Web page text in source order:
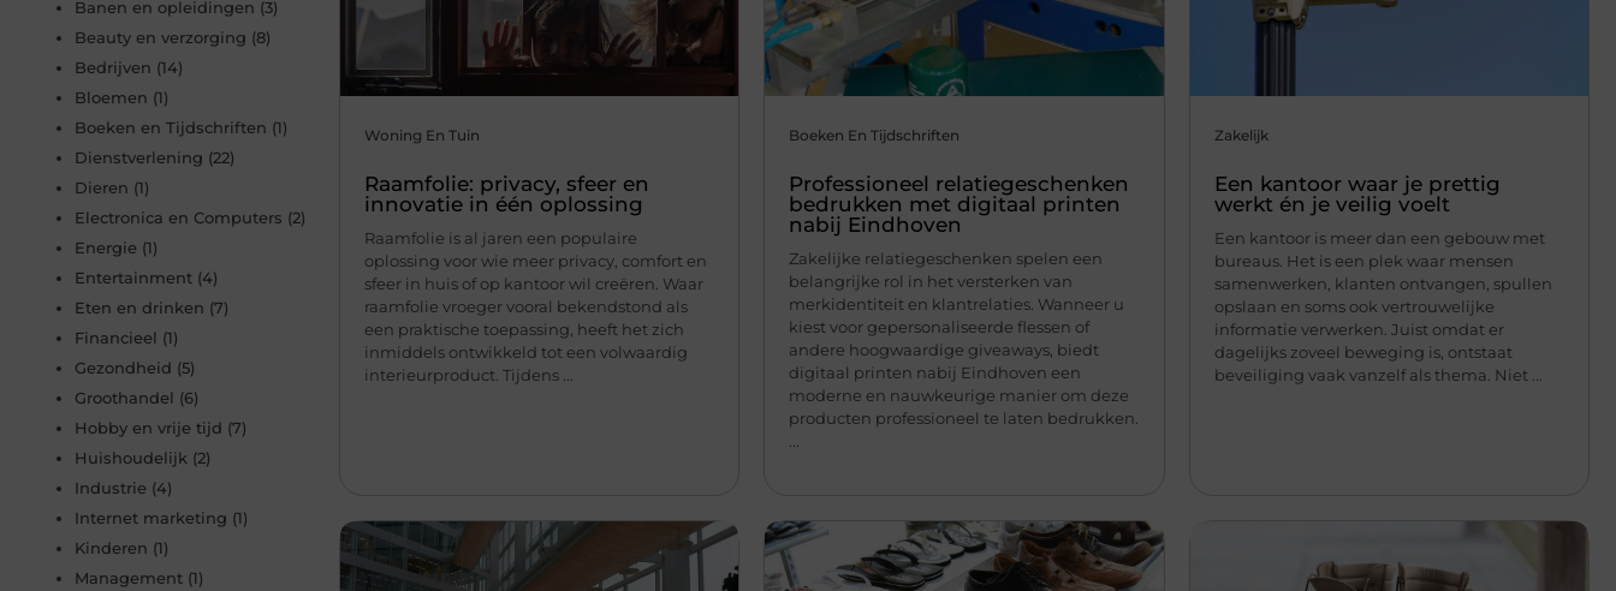
Woning En Tuin
Raamfolie: privacy, sfeer en
innovatie in één oplossing
Raamfolie is al jaren een populaire
oplossing voor wie meer privacy, comfort en
sfeer in huis of op kantoor wil creëren. Waar
raamfolie vroeger vooral bekendstond als
een praktische toepassing, heeft het zich
inmiddels ontwikkeld tot een volwaardig
interieurproduct. Tijdens ...
Boeken En Tijdschriften
Professioneel relatiegeschenken
bedrukken met digitaal printen
nabij Eindhoven
Zakelijke relatiegeschenken spelen een
belangrijke rol in het versterken van
merkidentiteit en klantrelaties. Wanneer u
kiest voor gepersonaliseerde flessen of
andere hoogwaardige giveaways, biedt
digitaal printen nabij Eindhoven een
moderne en nauwkeurige manier om deze
producten professioneel te laten bedrukken.
...
Zakelijk
Een kantoor waar je prettig
werkt én je veilig voelt
Een kantoor is meer dan een gebouw met
bureaus. Het is een plek waar mensen
samenwerken, klanten ontvangen, spullen
opslaan en soms ook vertrouwelijke
informatie verwerken. Juist omdat er
dagelijks zoveel beweging is, ontstaat
beveiliging vaak vanzelf als thema. Niet ...
Banen en opleidingen (3)
Beauty en verzorging (8)
Bedrijven (14)
Bloemen (1)
Boeken en Tijdschriften (1)
Dienstverlening (22)
Dieren (1)
Electronica en Computers (2)
Energie (1)
Entertainment (4)
Eten en drinken (7)
Financieel (1)
Gezondheid (5)
Groothandel (6)
Hobby en vrije tijd (7)
Huishoudelijk (2)
Industrie (4)
Internet marketing (1)
Kinderen (1)
Management (1)